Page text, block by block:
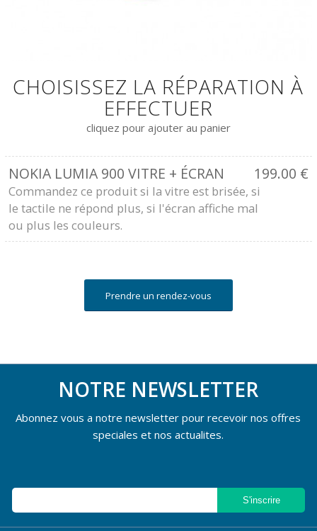
CHOISISSEZ LA RÉPARATION À
EFFECTUER
cliquez pour ajouter au panier
NOKIA LUMIA 900 VITRE + ÉCRAN 199.00 €
Commandez ce produit si la vitre est brisée, si
le tactile ne répond plus, si l'écran affiche mal
ou plus les couleurs.
Prendre un rendez-vous
NOTRE NEWSLETTER
Abonnez vous a notre newsletter pour recevoir nos offres
speciales et nos actualites.